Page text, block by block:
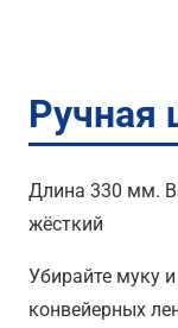
Ручная
Длина 330 мм.
жёсткий
Убирайте муку
конвейерных